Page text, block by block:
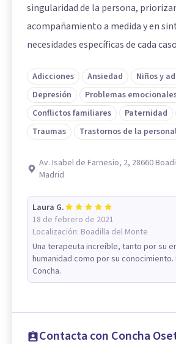
singularidad de la persona,
acompañamiento a medida y en
necesidades específicas de cada
Adicciones Ansiedad
Niños y
Depresión
Problemas
Conflictos familiares
Paternidad
Traumas
Trastornos de la
Av. Isabel de Farnesio, 2, 28660
Madrid
Laura G.
18 de febrero de 2021
Localización: Boadilla del Monte
Una terapeuta increíble, tanto por su
humanidad como por su conocimiento.
Concha.
Contacta con Concha